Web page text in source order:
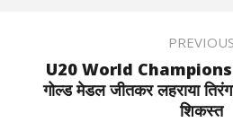
PREVIOUS
U20 World
गोल्ड मेडल जीतकर लहराया
शिकस्त